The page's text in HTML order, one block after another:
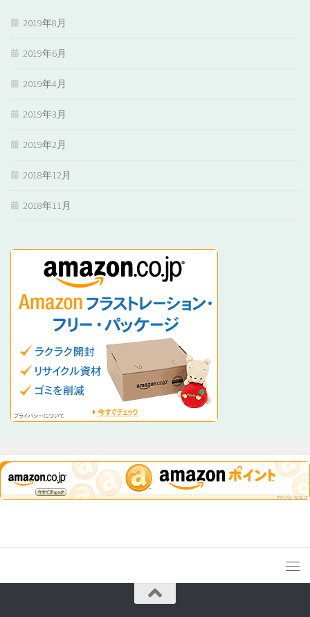
2019年8月
2019年6月
2019年4月
2019年3月
2019年2月
2018年12月
2018年11月